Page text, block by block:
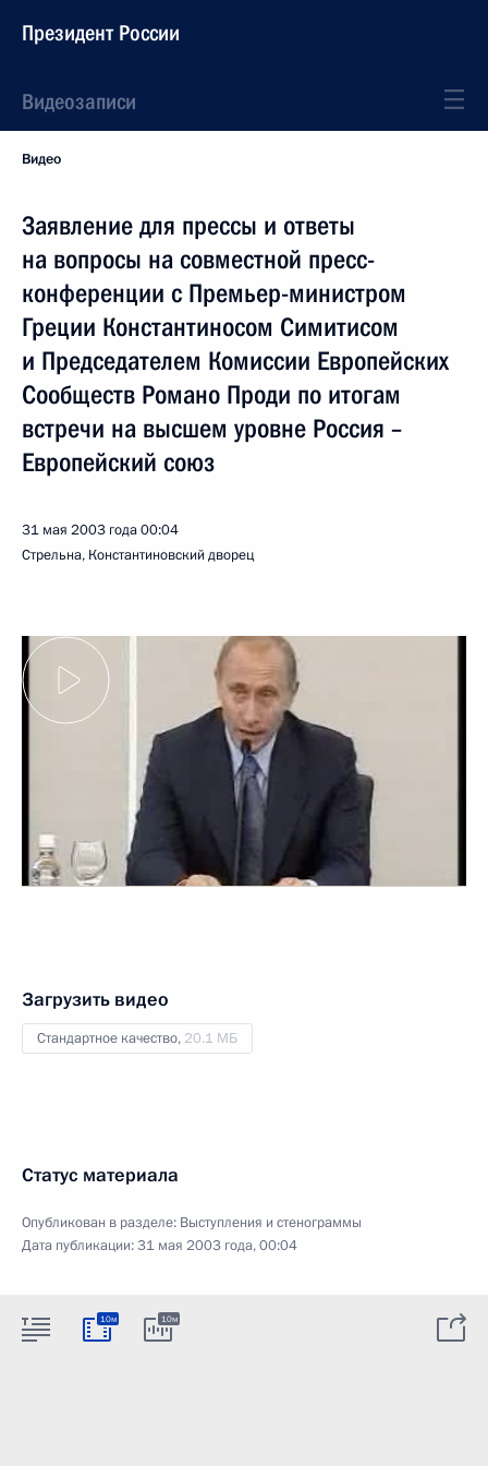
Президент России
Видеозаписи
Видео
Заявление для прессы и ответы
на вопросы на совместной пресс-
конференции с Премьер-министром
Греции Константиносом Симитисом
и Председателем Комиссии Европейских
Сообществ Романо Проди по итогам
встречи на высшем уровне Россия –
Европейский союз
31 мая 2003 года00:04
Стрельна, Константиновский дворец
Загрузить видео
Стандартное качество, 20.1 МБ
Статус материала
Опубликован в разделе: Выступления и стенограммы
Дата публикации:31 мая 2003 года, 00:04
10м 10м